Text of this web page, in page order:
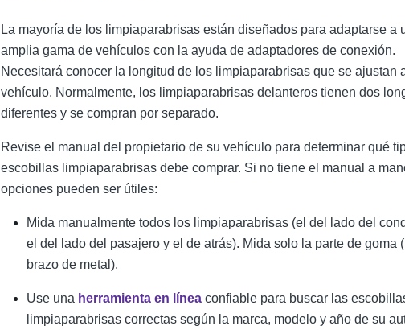
La mayoría de los limpiaparabrisas están diseñados para adaptarse a
amplia gama de vehículos con la ayuda de adaptadores de conexión.
Necesitará conocer la longitud de los limpiaparabrisas que se ajustan
vehículo. Normalmente, los limpiaparabrisas delanteros tienen dos
diferentes y se compran por separado.
Revise el manual del propietario de su vehículo para determinar qué
escobillas limpiaparabrisas debe comprar. Si no tiene el manual a
opciones pueden ser útiles:
Mida manualmente todos los limpiaparabrisas (el del lado del
el del lado del pasajero y el de atrás). Mida solo la parte de goma
brazo de metal).
Use una herramienta en línea confiable para buscar las
limpiaparabrisas correctas según la marca, modelo y año de su